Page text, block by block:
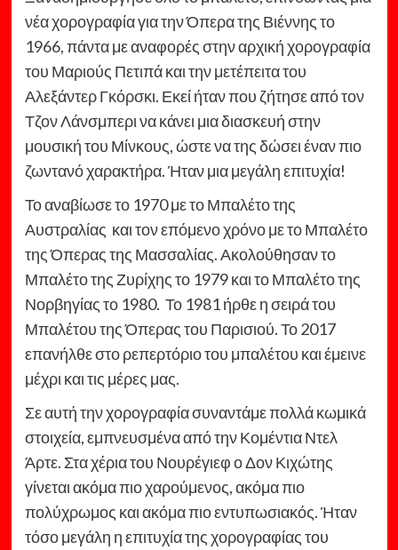
νέα χορογραφία για την Όπερα της Βιέννης το
1966, πάντα με αναφορές στην αρχική χορογραφία
του Μαριούς Πετιπά και την μετέπειτα του
Αλεξάντερ Γκόρσκι. Εκεί ήταν που ζήτησε από τον
Τζον Λάνσμπερι να κάνει μια διασκευή στην
μουσική του Μίνκους, ώστε να της δώσει έναν πιο
ζωντανό χαρακτήρα. Ήταν μια μεγάλη επιτυχία!
Το αναβίωσε το 1970 με το Μπαλέτο της
Αυστραλίας και τον επόμενο χρόνο με το Μπαλέτο
της Όπερας της Μασσαλίας. Ακολούθησαν το
Μπαλέτο της Ζυρίχης το 1979 και το Μπαλέτο της
Νορβηγίας το 1980. Το 1981 ήρθε η σειρά του
Μπαλέτου της Όπερας του Παρισιού. Το 2017
επανήλθε στο ρεπερτόριο του μπαλέτου και έμεινε
μέχρι και τις μέρες μας.
Σε αυτή την χορογραφία συναντάμε πολλά κωμικά
στοιχεία, εμπνευσμένα από την Κομέντια Ντελ
Άρτε. Στα χέρια του Νουρέγιεφ ο Δον Κιχώτης
γίνεται ακόμα πιο χαρούμενος, ακόμα πιο
πολύχρωμος και ακόμα πιο εντυπωσιακός. Ήταν
τόσο μεγάλη η επιτυχία της χορογραφίας του